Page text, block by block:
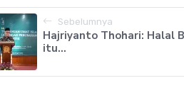
Sebelumnya
Hajriyanto Thohari: Halal
itu...